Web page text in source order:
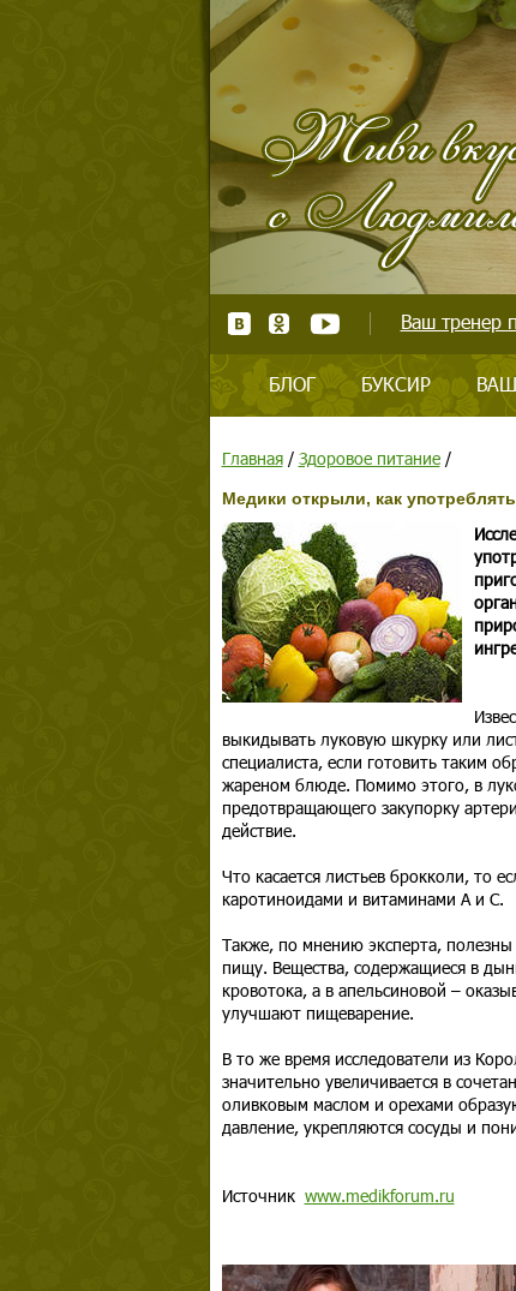
Ваш тренер
БЛОГ БУКСИР
Главная/ Здоровое питание/
Медики открыли, как
выкидывать луковую шкурку или
специалиста, если готовить таким
жареном блюде. Помимо этого, в
предотвращающего закупорку
действие.
Что касается листьев брокколи, то
каротиноидами и витаминами А и С.
Также, по мнению эксперта,
пищу. Вещества, содержащиеся в
кровотока, а в апельсиновой –
улучшают пищеварение.
В то же время исследователи из
значительно увеличивается в
оливковым маслом и орехами
давление, укрепляются сосуды и
Источник www.medikforum.ru